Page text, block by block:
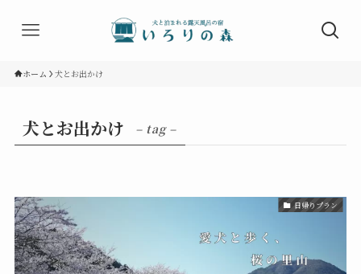
ホーム 犬とお出かけ
犬とお出かけ – tag –
日帰りプラン